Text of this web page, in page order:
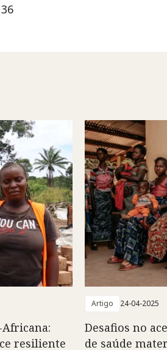
resiliente
Artigo 24-04-2025
Desafios no
de saúde